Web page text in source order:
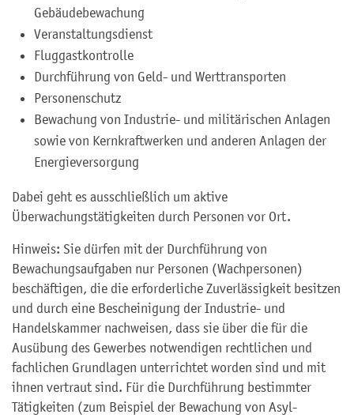
Gebäudebewachung
Veranstaltungsdienst
Fluggastkontrolle
Durchführung von Geld- und Werttransporten
Personenschutz
Bewachung von Industrie- und militärischen Anlagen
sowie von Kernkraftwerken und anderen Anlagen der
Energieversorgung
Dabei geht es ausschließlich um aktive
Überwachungstätigkeiten durch Personen vor Ort.
Hinweis: Sie dürfen mit der Durchführung von
Bewachungsaufgaben nur Personen (Wachpersonen)
beschäftigen, die die erforderliche Zuverlässigkeit besitzen
und durch eine Bescheinigung der Industrie- und
Handelskammer nachweisen, dass sie über die für die
Ausübung des Gewerbes notwendigen rechtlichen und
fachlichen Grundlagen unterrichtet worden sind und mit
ihnen vertraut sind. Für die Durchführung bestimmter
Tätigkeiten (zum Beispiel der Bewachung von Asyl-